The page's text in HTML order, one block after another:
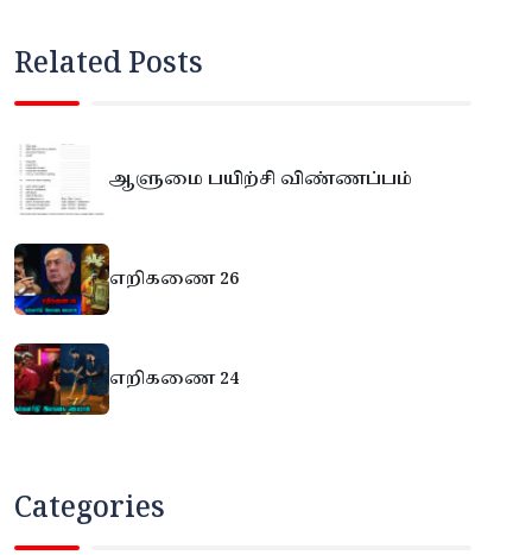
Related Posts
ஆளுமை பயிற்சி விண்ணப்பம்
எறிகணை 26
எறிகணை 24
Categories